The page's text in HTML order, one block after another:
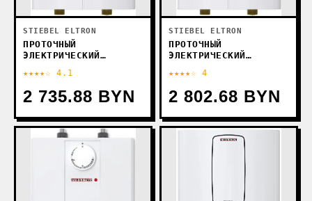
STIEBEL ELTRON
ПРОТОЧНЫЙ
ЭЛЕКТРИЧЕСКИЙ
STIEBEL ELTRON DCE-X
6/8 PREMIUM
★★★★☆ 4.1
2 735.88 BYN
STIEBEL ELTRON
ПРОТОЧНЫЙ
ЭЛЕКТРИЧЕСКИЙ
STIEBEL ELTRON DCE-X
10/12 PREMIUM
★★★★☆ 4
2 802.68 BYN